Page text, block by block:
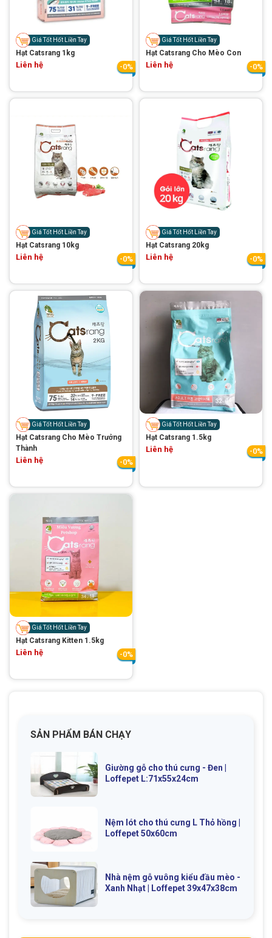
spa cho thú cưng
Thông tin về chó
Thông tin về mèo
Chính sách bảo hành Chính sách bảo mật
LIÊN HỆ
TỔNG ĐÀI TƯ VẤN
0929894774
Giá Tốt Hốt Liền Tay
Hạt Catsrang 1kg
Liên hệ -0%
Giá Tốt Hốt Liền Tay
Hạt Catsrang Cho Mèo Con
Liên hệ -0%
Giá Tốt Hốt Liền Tay
Hạt Catsrang 10kg
Liên hệ -0%
Giá Tốt Hốt Liền Tay
Hạt Catsrang 20kg
Liên hệ -0%
Giá Tốt Hốt Liền Tay
Hạt Catsrang Cho Mèo Trưởng
Thành
Liên hệ -0%
Giá Tốt Hốt Liền Tay
Hạt Catsrang 1.5kg
Liên hệ -0%
Giá Tốt Hốt Liền Tay
Hạt Catsrang Kitten 1.5kg
Liên hệ -0%
SẢN PHẨM BÁN CHẠY
Giường gỗ cho thú cưng - Đen |
Loffepet L:71x55x24cm
Nệm lót cho thú cưng L Thỏ hồng |
Loffepet 50x60cm
Nhà nệm gỗ vuông kiểu đầu mèo -
Xanh Nhạt | Loffepet 39x47x38cm